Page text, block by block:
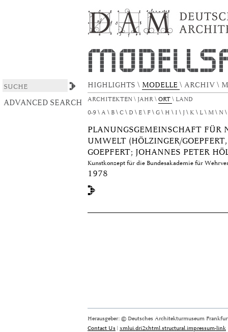
HIGHLIGHTS \ MODELLE \ ARCHIV \
ARCHITEKTEN \ JAHR \ ORT \ LAND
ADVANCED SEARCH
0-9 A B C D E F G H I J K L M N
PLANUNGSGEMEINSCHAFT FÜR
UMWELT (HÖLZINGER/
GOEPFERT; JOHANNES PETER
Kunstkonzept für die Bundesakademie für
1978
Herausgeber: © Deutsches Architekturmuseum
Contact Us | xmlui.dri2xhtml.structural.impressum-link